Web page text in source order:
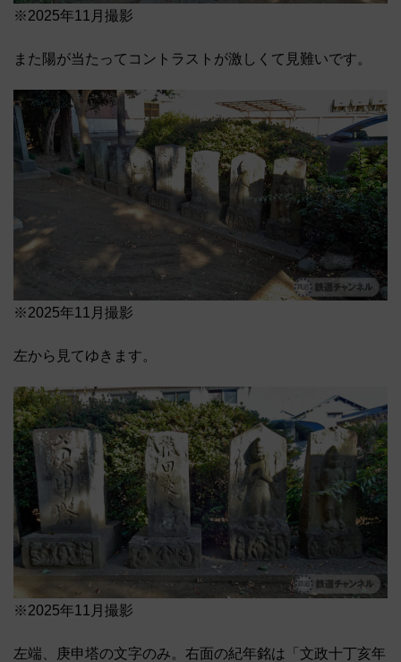
※2025年11月撮影
また陽が当たってコントラストが激しくて見難いです。
※2025年11月撮影
左から見てゆきます。
※2025年11月撮影
左端、庚申塔の文字のみ。右面の紀年銘は「文政十丁亥年